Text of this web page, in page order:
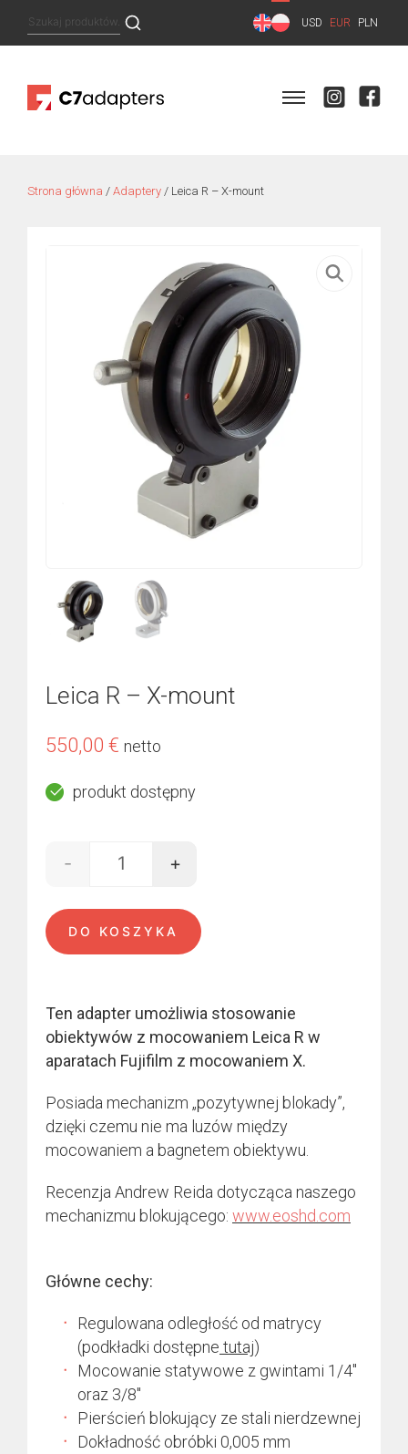
Szukaj: USD EUR PLN
Strona główna / Adaptery / Leica R – X-mount
Leica R – X-mount
550,00 € netto
produkt dostępny
ilość Leica R - X-mount
- +
DO KOSZYKA
Ten adapter umożliwia stosowanie
obiektywów z mocowaniem Leica R w
aparatach Fujifilm z mocowaniem X.
Posiada mechanizm „pozytywnej blokady”,
dzięki czemu nie ma luzów między
mocowaniem a bagnetem obiektywu.
Recenzja Andrew Reida dotycząca naszego
mechanizmu blokującego: www.eoshd.com
Główne cechy:
Regulowana odległość od matrycy
(podkładki dostępne tutaj)
Mocowanie statywowe z gwintami 1/4″
oraz 3/8″
Pierścień blokujący ze stali nierdzewnej
Dokładność obróbki 0,005 mm